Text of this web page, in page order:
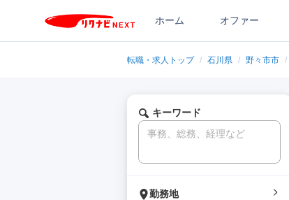
ホーム オファー
転職・求人トップ / 石川県 / 野々市市 /
キーワード
勤務地